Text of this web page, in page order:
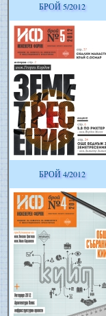
БРОЙ 5/2012
БРОЙ 4/2012